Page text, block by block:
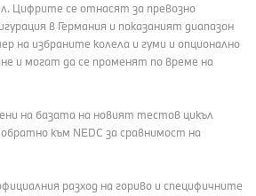
Цифрите се отнасят за превозно
в Германия и показаният диапазон
на избраните колела и гуми и опционално
и могат да се променят по време на
на базата на новият тестов цикъл
обратно към NEDC за сравнимост на
разход на гориво и специфичните